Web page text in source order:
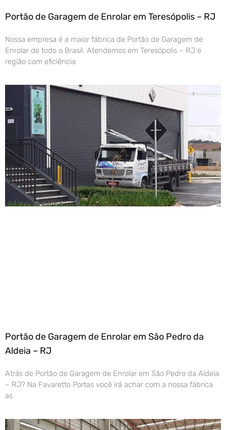
Portão de Garagem de Enrolar em Teresópolis – RJ
Nossa empresa é a maior fábrica de Portão de Garagem de
Enrolar de todo o Brasil. Atendemos em Teresópolis – RJ e
região com eficiência
Portão de Garagem de Enrolar em São Pedro da
Aldeia – RJ
Atrás de Portão de Garagem de Enrolar em São Pedro da Aldeia
– RJ? Na Favaretto Portas você irá achar com a nossa fábrica
as